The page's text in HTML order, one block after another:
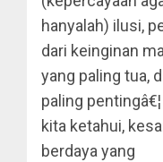
hanyalah) ilusi,
dari keinginan
yang paling tua,
paling
kita ketahui,
berdaya yang